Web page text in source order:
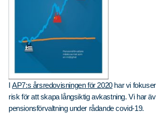
IAP7:s årsredovisningen för 2020har vi
risk för att skapa långsiktig avkastning. Vi har
pensionsförvaltning under rådande covid-19.
Våra dokument
Om Cookies
Policy om personuppgifter